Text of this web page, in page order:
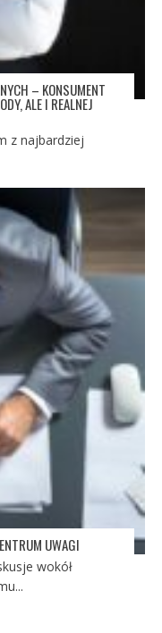
– KONSUMENT
ALE I REALNEJ
z najbardziej
UWAGI
wokół